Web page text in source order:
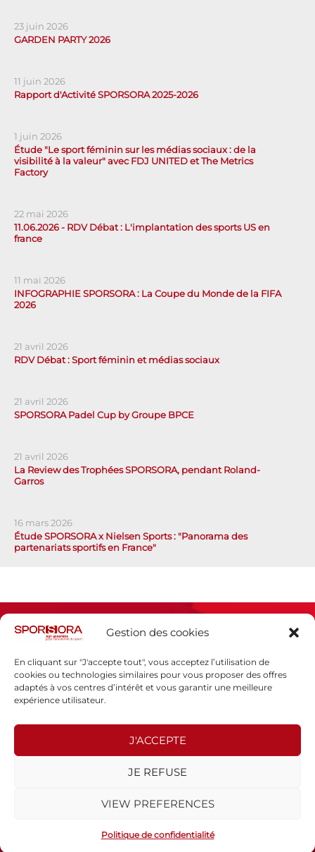
Gestion des cookies
En cliquant sur "J'accepte tout", vous acceptez l’utilisation de
cookies ou technologies similaires pour vous proposer des offres
adaptés à vos centres d’intérêt et vous garantir une meilleure
expérience utilisateur.
J'ACCEPTE
JE REFUSE
VIEW PREFERENCES
Politique de confidentialité
23 juin 2026
GARDEN PARTY 2026
11 juin 2026
Rapport d'Activité SPORSORA 2025-2026
1 juin 2026
Étude "Le sport féminin sur les médias sociaux : de la
visibilité à la valeur" avec FDJ UNITED et The Metrics
Factory
22 mai 2026
11.06.2026 - RDV Débat : L'implantation des sports US en
france
11 mai 2026
INFOGRAPHIE SPORSORA : La Coupe du Monde de la FIFA
2026
21 avril 2026
RDV Débat : Sport féminin et médias sociaux
21 avril 2026
SPORSORA Padel Cup by Groupe BPCE
21 avril 2026
La Review des Trophées SPORSORA, pendant Roland-
Garros
16 mars 2026
Étude SPORSORA x Nielsen Sports : "Panorama des
partenariats sportifs en France"
Espace presse
Politique de confidentialité
SPORSORA
75015 PARIS
WEB Stratégies- © 2026 Tous droits réservés.